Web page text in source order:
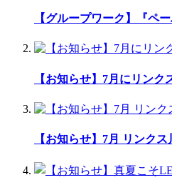
【グループワーク】『ペ
【お知らせ】7月にリン
【お知らせ】7月 リンク